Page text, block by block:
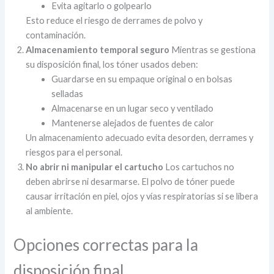
Evita agitarlo o golpearlo
Esto reduce el riesgo de derrames de polvo y
contaminación.
Almacenamiento temporal seguro Mientras se gestiona
su disposición final, los tóner usados deben:
Guardarse en su empaque original o en bolsas
selladas
Almacenarse en un lugar seco y ventilado
Mantenerse alejados de fuentes de calor
Un almacenamiento adecuado evita desorden, derrames y
riesgos para el personal.
No abrir ni manipular el cartucho Los cartuchos no
deben abrirse ni desarmarse. El polvo de tóner puede
causar irritación en piel, ojos y vías respiratorias si se libera
al ambiente.
Opciones correctas para la